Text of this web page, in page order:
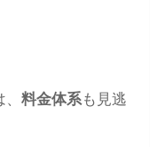
、料金体系も見逃